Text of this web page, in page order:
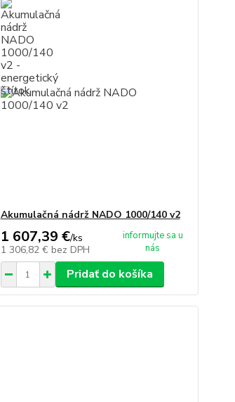
Akumulačná nádrž NADO 1000/140 v2
1 607,39 €/ks
1 306,82 € bez DPH
informujte sa u
nás
Pridať do košíka